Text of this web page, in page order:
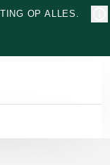
OP ALLES.